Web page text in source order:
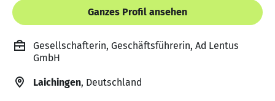
Ganzes Profil ansehen
Gesellschafterin, Geschäftsführerin, Ad Lentus
GmbH
Laichingen, Deutschland